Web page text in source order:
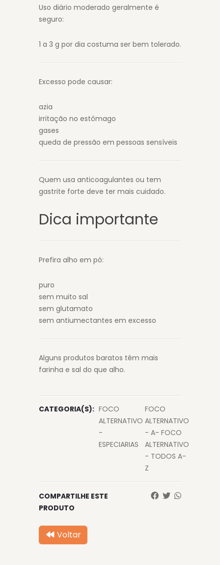
Uso diário moderado geralmente é
seguro:
1 a 3 g por dia costuma ser bem tolerado.
Excesso pode causar:
azia
irritação no estômago
gases
queda de pressão em pessoas sensíveis
Quem usa anticoagulantes ou tem
gastrite forte deve ter mais cuidado.
Dica importante
Prefira alho em pó:
puro
sem muito sal
sem glutamato
sem antiumectantes em excesso
Alguns produtos baratos têm mais
farinha e sal do que alho.
CATEGORIA(S): FOCO
ALTERNATIVO
-
ESPECIARIAS
FOCO
ALTERNATIVO
- A- FOCO
ALTERNATIVO
- TODOS A-
Z
COMPARTILHE ESTE
PRODUTO
Voltar